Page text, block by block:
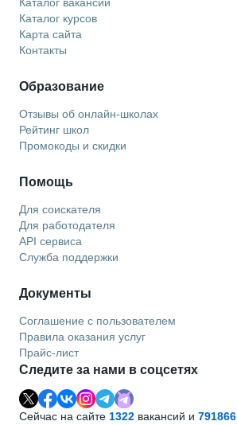
Каталог курсов
Карта сайта
Контакты
Образование
Отзывы об онлайн-школах
Рейтинг школ
Промокоды и скидки
Помощь
Для соискателя
Для работодателя
API сервиса
Служба поддержки
Документы
Соглашение с пользователем
Правила оказания услуг
Прайс-лист
Следите за нами в соцсетях
Сейчас на сайте 1322 вакансий и 791866